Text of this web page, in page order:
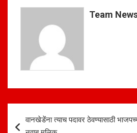
A
p
p
o
o
k
Team
navigation
वानखेडेंना त्याच पदावर ठेवण्यासाठी